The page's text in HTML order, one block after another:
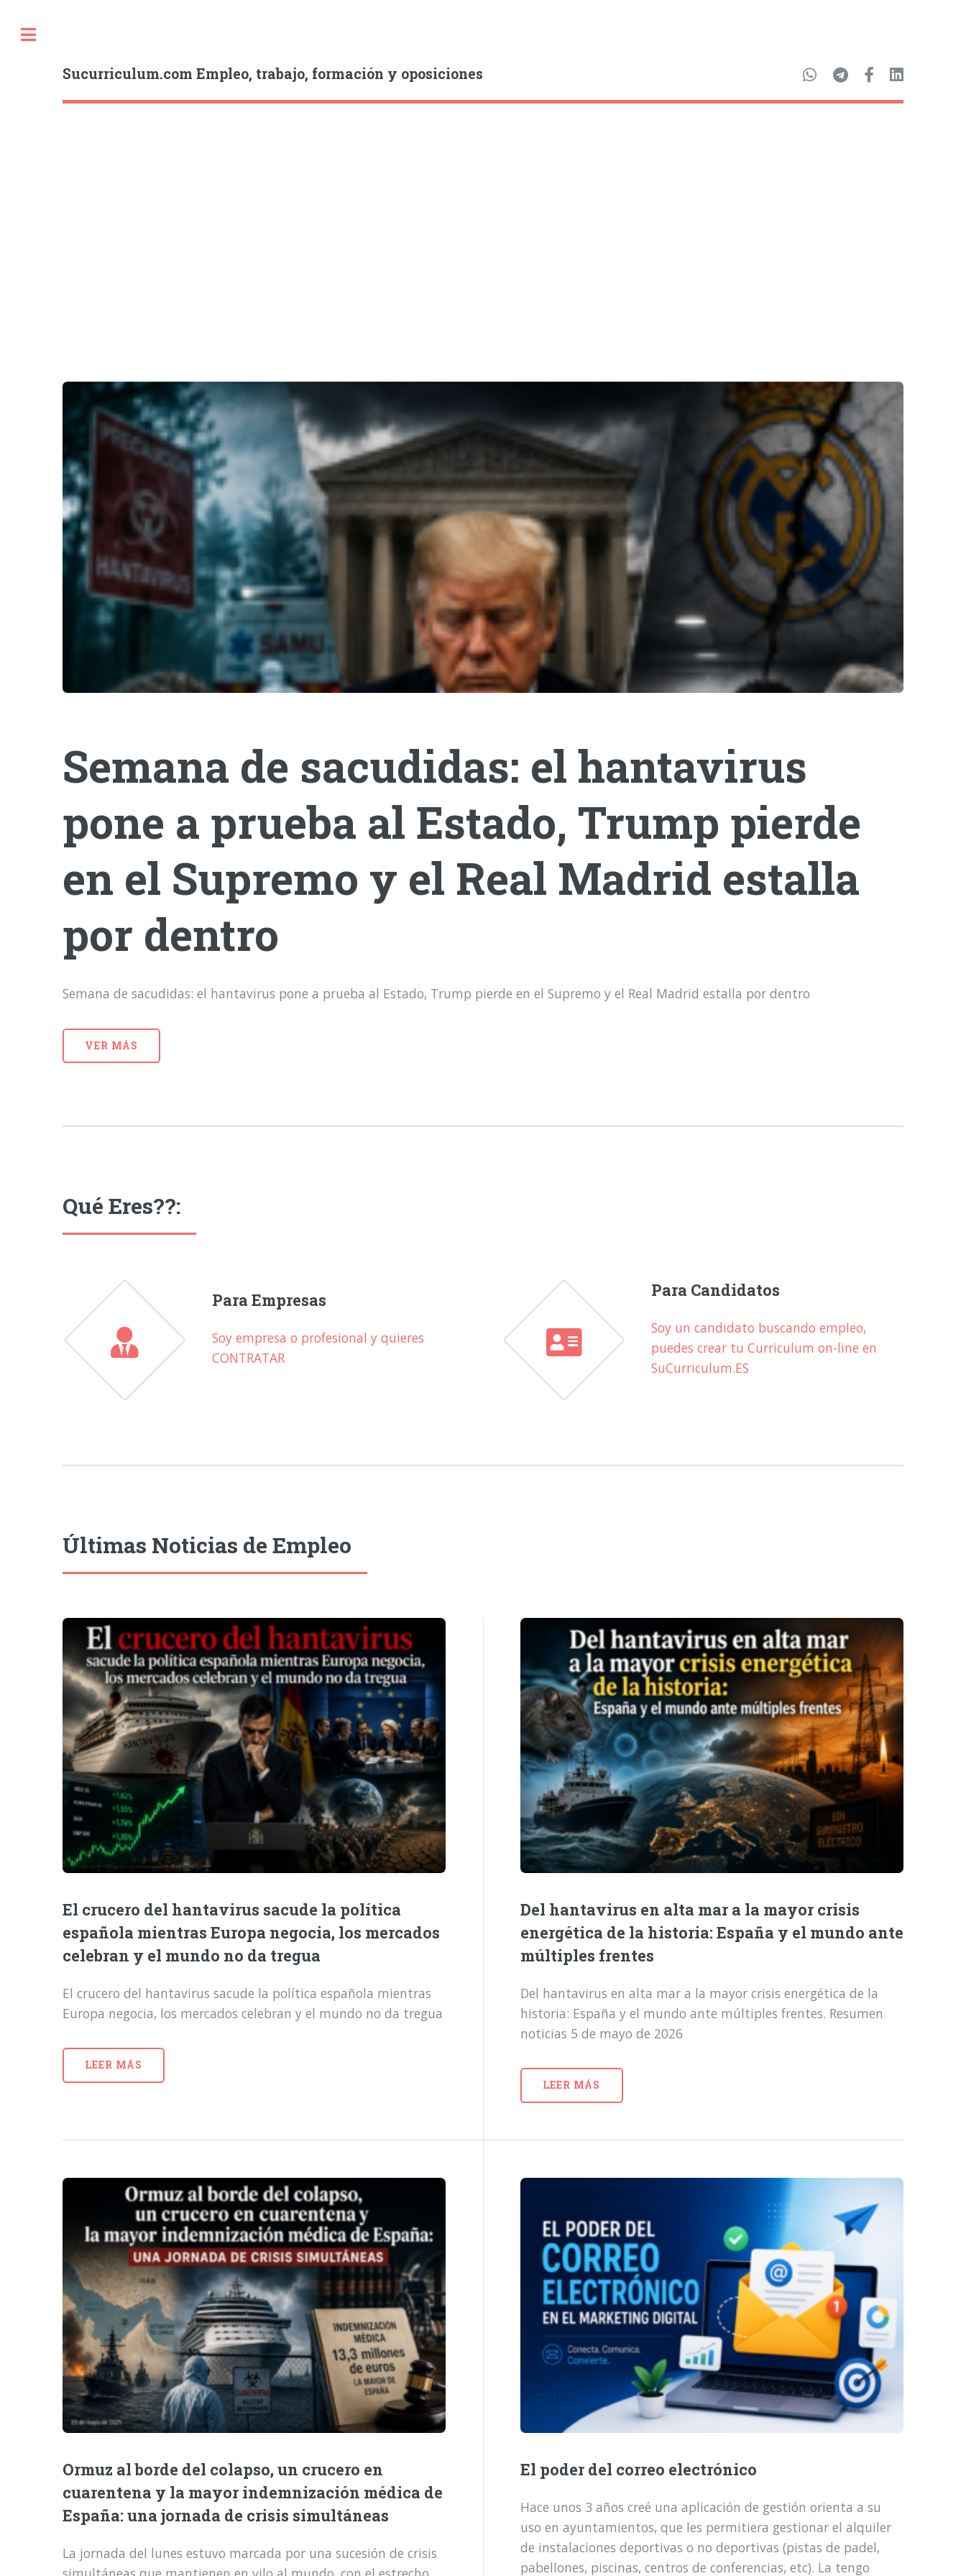
Sucurriculum.com Empleo, trabajo, formación y oposiciones
Semana de sacudidas: el hantavirus
pone a prueba al Estado, Trump pierde
en el Supremo y el Real Madrid estalla
por dentro
Semana de sacudidas: el hantavirus pone a prueba al Estado, Trump pierde en el Supremo y el Real Madrid estalla por dentro
VER MÁS
Qué Eres??:
Para Empresas
Soy empresa o profesional y quieres
CONTRATAR
Para Candidatos
Soy un candidato buscando empleo,
puedes crear tu Curriculum on-line en
SuCurriculum.ES
Últimas Noticias de Empleo
El crucero del hantavirus sacude la política
española mientras Europa negocia, los mercados
celebran y el mundo no da tregua
El crucero del hantavirus sacude la política española mientras
Europa negocia, los mercados celebran y el mundo no da tregua
LEER MÁS
Del hantavirus en alta mar a la mayor crisis
energética de la historia: España y el mundo ante
múltiples frentes
Del hantavirus en alta mar a la mayor crisis energética de la
historia: España y el mundo ante múltiples frentes. Resumen
noticias 5 de mayo de 2026
LEER MÁS
Ormuz al borde del colapso, un crucero en
cuarentena y la mayor indemnización médica de
España: una jornada de crisis simultáneas
La jornada del lunes estuvo marcada por una sucesión de crisis
El poder del correo electrónico
Hace unos 3 años creé una aplicación de gestión orienta a su
uso en ayuntamientos, que les permitiera gestionar el alquiler
de instalaciones deportivas o no deportivas (pistas de padel,
pabellones, piscinas, centros de conferencias, etc). La tengo